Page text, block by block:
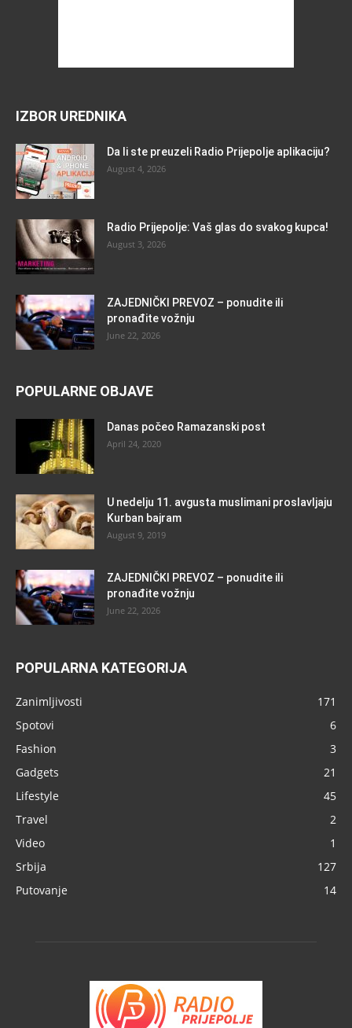
IZBOR UREDNIKA
Da li ste preuzeli Radio Prijepolje aplikaciju?
August 4, 2026
Radio Prijepolje: Vaš glas do svakog kupca!
August 3, 2026
ZAJEDNIČKI PREVOZ – ponudite ili
pronađite vožnju
June 22, 2026
POPULARNE OBJAVE
Danas počeo Ramazanski post
April 24, 2020
U nedelju 11. avgusta muslimani proslavljaju
Kurban bajram
August 9, 2019
ZAJEDNIČKI PREVOZ – ponudite ili
pronađite vožnju
June 22, 2026
POPULARNA KATEGORIJA
Zanimljivosti
171
Spotovi
6
Fashion
3
Gadgets
21
Lifestyle
45
Travel
2
Video
1
Srbija
127
Putovanje
14